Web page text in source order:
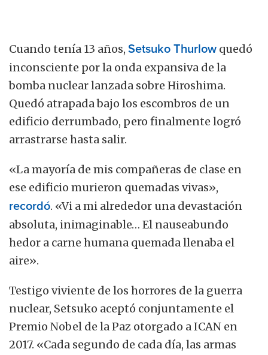
Cuando tenía 13 años, Setsuko Thurlow quedó
inconsciente por la onda expansiva de la
bomba nuclear lanzada sobre Hiroshima.
Quedó atrapada bajo los escombros de un
edificio derrumbado, pero finalmente logró
arrastrarse hasta salir.
«La mayoría de mis compañeras de clase en
ese edificio murieron quemadas vivas»,
recordó. «Vi a mi alrededor una devastación
absoluta, inimaginable… El nauseabundo
hedor a carne humana quemada llenaba el
aire».
Testigo viviente de los horrores de la guerra
nuclear, Setsuko aceptó conjuntamente el
Premio Nobel de la Paz otorgado a ICAN en
2017. «Cada segundo de cada día, las armas